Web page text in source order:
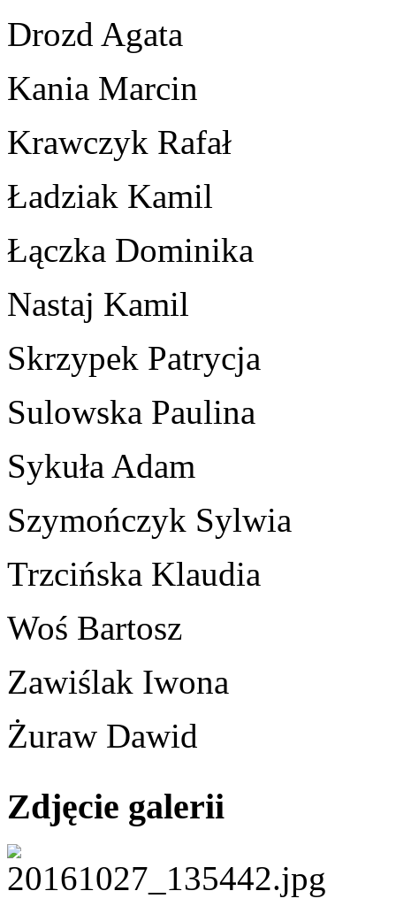
Drozd Agata
Kania Marcin
Krawczyk Rafał
Ładziak Kamil
Łączka Dominika
Nastaj Kamil
Skrzypek Patrycja
Sulowska Paulina
Sykuła Adam
Szymończyk Sylwia
Trzcińska Klaudia
Woś Bartosz
Zawiślak Iwona
Żuraw Dawid
Zdjęcie galerii